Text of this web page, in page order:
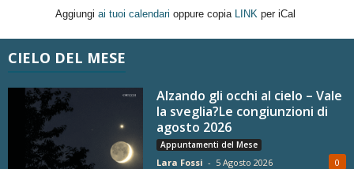
Aggiungi ai tuoi calendari oppure copia LINK per iCal
CIELO DEL MESE
Alzando gli occhi al cielo – Vale
la sveglia?Le congiunzioni di
agosto 2026
Appuntamenti del Mese
Lara Fossi - 5 Agosto 2026 0